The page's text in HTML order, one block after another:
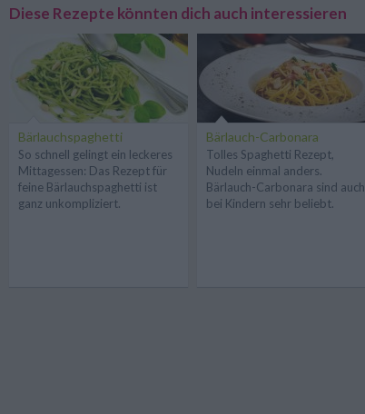
Diese Rezepte könnten dich auch interessieren
Bärlauchspaghetti
So schnell gelingt ein leckeres
Mittagessen: Das Rezept für
feine Bärlauchspaghetti ist
ganz unkompliziert.
Bärlauch-Carbonara
Tolles Spaghetti Rezept,
Nudeln einmal anders.
Bärlauch-Carbonara sind auch
bei Kindern sehr beliebt.